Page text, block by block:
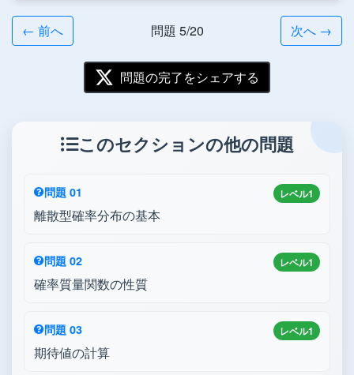
← 前へ 問題 5/20 次へ →
問題の完了をシェアする
このセクションの他の問題
レベル1
問題 01
離散型確率分布の基本
レベル1
問題 02
確率質量関数の性質
レベル1
問題 03
期待値の計算